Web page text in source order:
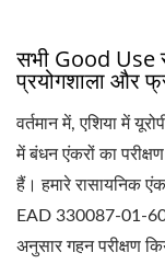
सभी Good Use
प्रयोगशाला और
वर्तमान में, एशिया में
में बंधन एंकरों का
हैं। हमारे रासायनिक
EAD 330087-01-
अनुसार गहन परीक्षण